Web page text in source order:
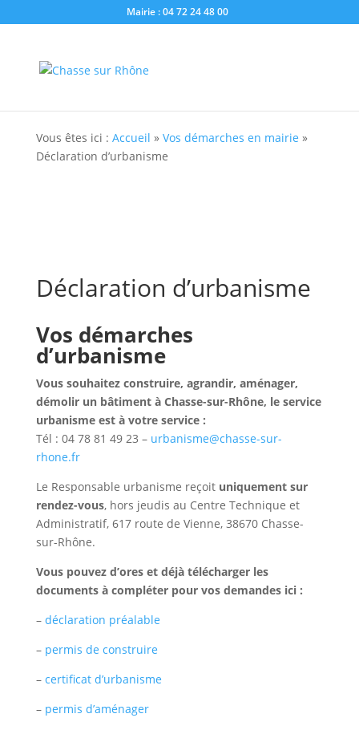
Mairie : 04 72 24 48 00
Vous êtes ici : Accueil » Vos démarches en mairie »
Déclaration d’urbanisme
Déclaration d’urbanisme
Vos démarches
d’urbanisme
Vous souhaitez construire, agrandir, aménager,
démolir un bâtiment à Chasse-sur-Rhône, le service
urbanisme est à votre service :
Tél : 04 78 81 49 23 – urbanisme@chasse-sur-
rhone.fr
Le Responsable urbanisme reçoit uniquement sur
rendez-vous, hors jeudis au Centre Technique et
Administratif, 617 route de Vienne, 38670 Chasse-
sur-Rhône.
Vous pouvez d’ores et déjà télécharger les
documents à compléter pour vos demandes ici :
– déclaration préalable
–permis de construire
–certificat d’urbanisme
–permis d’aménager